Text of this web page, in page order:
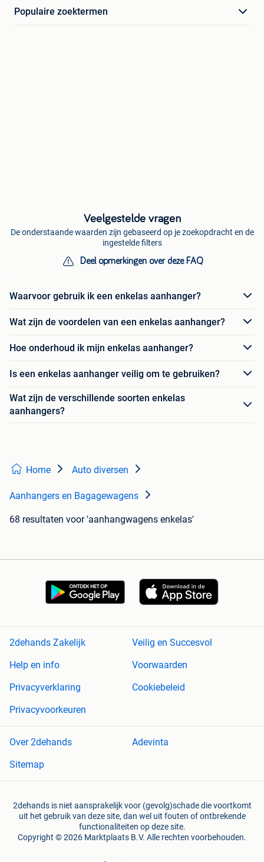
Populaire zoektermen
Veelgestelde vragen
De onderstaande waarden zijn gebaseerd op je zoekopdracht en de
ingestelde filters
Deel opmerkingen over deze FAQ
Waarvoor gebruik ik een enkelas aanhanger?
Wat zijn de voordelen van een enkelas aanhanger?
Hoe onderhoud ik mijn enkelas aanhanger?
Is een enkelas aanhanger veilig om te gebruiken?
Wat zijn de verschillende soorten enkelas
aanhangers?
Home Auto diversen
Aanhangers en Bagagewagens
68 resultaten voor 'aanhangwagens enkelas'
2dehands Zakelijk
Veilig en Succesvol
Help en info
Voorwaarden
Privacyverklaring
Cookiebeleid
Privacyvoorkeuren
Over 2dehands
Adevinta
Sitemap
2dehands is niet aansprakelijk voor (gevolg)schade die voortkomt
uit het gebruik van deze site, dan wel uit fouten of ontbrekende
functionaliteiten op deze site.
Copyright © 2026 Marktplaats B.V. Alle rechten voorbehouden.